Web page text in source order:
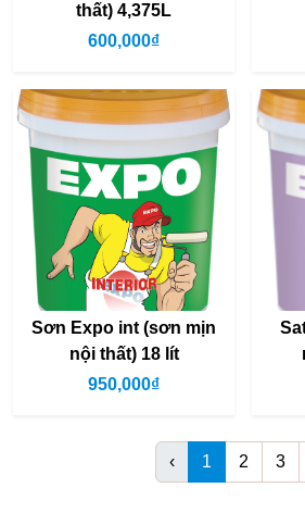
thất) 4,375L
600,000₫
Sơn Expo int (sơn mịn
nội thất) 18 lít
950,000₫
‹ 1 2 3